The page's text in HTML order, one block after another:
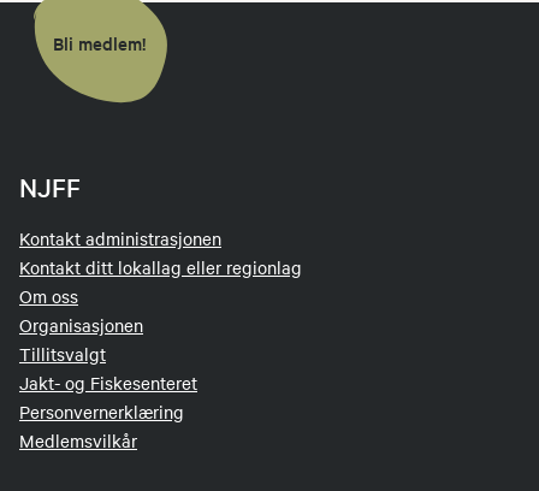
Bli medlem!
NJFF
Kontakt administrasjonen
Kontakt ditt lokallag eller regionlag
Om oss
Organisasjonen
Tillitsvalgt
Jakt- og Fiskesenteret
Personvernerklæring
Medlemsvilkår